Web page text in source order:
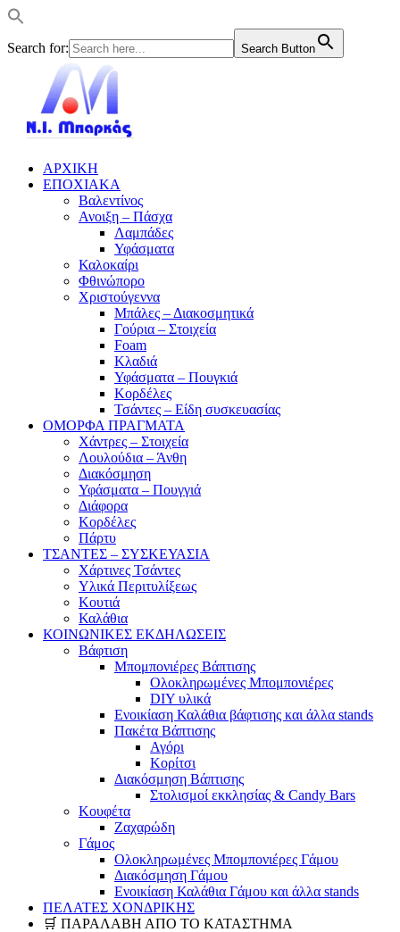
Search for: Search Button
ΑΡΧΙΚΗ
ΕΠΟΧΙΑΚΑ
Βαλεντίνος
Ανοιξη – Πάσχα
Λαμπάδες
Υφάσματα
Καλοκαίρι
Φθινώπορο
Χριστούγεννα
Μπάλες – Διακοσμητικά
Γούρια – Στοιχεία
Foam
Κλαδιά
Υφάσματα – Πουγκιά
Κορδέλες
Τσάντες – Είδη συσκευασίας
ΟΜΟΡΦΑ ΠΡΑΓΜΑΤΑ
Χάντρες – Στοιχεία
Λουλούδια – Άνθη
Διακόσμηση
Υφάσματα – Πουγγιά
Διάφορα
Κορδέλες
Πάρτυ
ΤΣΑΝΤΕΣ – ΣΥΣΚΕΥΑΣΙΑ
Χάρτινες Τσάντες
Υλικά Περιτυλίξεως
Κουτιά
Καλάθια
ΚΟΙΝΩΝΙΚΕΣ ΕΚΔΗΛΩΣΕΙΣ
Βάφτιση
Μπομπονιέρες Βάπτισης
Ολοκληρωμένες Μπομπονιέρες
DIY υλικά
Ενοικίαση Καλάθια βάφτισης και άλλα stands
Πακέτα Βάπτισης
Αγόρι
Κορίτσι
Διακόσμηση Βάπτισης
Στολισμοί εκκλησίας & Candy Bars
Κουφέτα
Ζαχαρώδη
Γάμος
Ολοκληρωμένες Μπομπονιέρες Γάμου
Διακόσμηση Γάμου
Ενοικίαση Καλάθια Γάμου και άλλα stands
ΠΕΛΑΤΕΣ ΧΟΝΔΡΙΚΗΣ
🛒 ΠΑΡΑΛΑΒΗ ΑΠΟ ΤΟ ΚΑΤΑΣΤΗΜΑ